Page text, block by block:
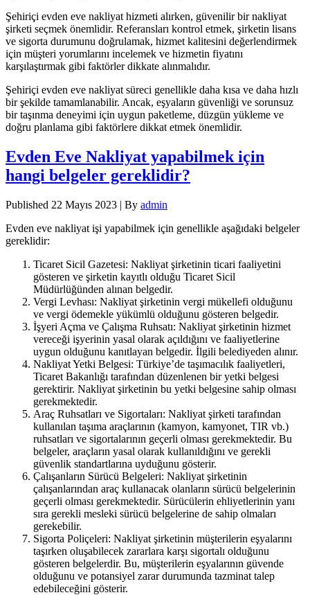
Şehiriçi evden eve nakliyat hizmeti alırken, güvenilir bir nakliyat
şirketi seçmek önemlidir. Referansları kontrol etmek, şirketin lisans
ve sigorta durumunu doğrulamak, hizmet kalitesini değerlendirmek
için müşteri yorumlarını incelemek ve hizmetin fiyatını
karşılaştırmak gibi faktörler dikkate alınmalıdır.
Şehiriçi evden eve nakliyat süreci genellikle daha kısa ve daha hızlı
bir şekilde tamamlanabilir. Ancak, eşyaların güvenliği ve sorunsuz
bir taşınma deneyimi için uygun paketleme, düzgün yükleme ve
doğru planlama gibi faktörlere dikkat etmek önemlidir.
Evden Eve Nakliyat yapabilmek için
hangi belgeler gereklidir?
Published 22 Mayıs 2023 | By admin
Evden eve nakliyat işi yapabilmek için genellikle aşağıdaki belgeler
gereklidir:
Ticaret Sicil Gazetesi: Nakliyat şirketinin ticari faaliyetini
gösteren ve şirketin kayıtlı olduğu Ticaret Sicil
Müdürlüğünden alınan belgedir.
Vergi Levhası: Nakliyat şirketinin vergi mükellefi olduğunu
ve vergi ödemekle yükümlü olduğunu gösteren belgedir.
İşyeri Açma ve Çalışma Ruhsatı: Nakliyat şirketinin hizmet
vereceği işyerinin yasal olarak açıldığını ve faaliyetlerine
uygun olduğunu kanıtlayan belgedir. İlgili belediyeden alınır.
Nakliyat Yetki Belgesi: Türkiye’de taşımacılık faaliyetleri,
Ticaret Bakanlığı tarafından düzenlenen bir yetki belgesi
gerektirir. Nakliyat şirketinin bu yetki belgesine sahip olması
gerekmektedir.
Araç Ruhsatları ve Sigortaları: Nakliyat şirketi tarafından
kullanılan taşıma araçlarının (kamyon, kamyonet, TIR vb.)
ruhsatları ve sigortalarının geçerli olması gerekmektedir. Bu
belgeler, araçların yasal olarak kullanıldığını ve gerekli
güvenlik standartlarına uyduğunu gösterir.
Çalışanların Sürücü Belgeleri: Nakliyat şirketinin
çalışanlarından araç kullanacak olanların sürücü belgelerinin
geçerli olması gerekmektedir. Sürücülerin ehliyetlerinin yanı
sıra gerekli mesleki sürücü belgelerine de sahip olmaları
gerekebilir.
Sigorta Poliçeleri: Nakliyat şirketinin müşterilerin eşyalarını
taşırken oluşabilecek zararlara karşı sigortalı olduğunu
gösteren belgelerdir. Bu, müşterilerin eşyalarının güvende
olduğunu ve potansiyel zarar durumunda tazminat talep
edebileceğini gösterir.